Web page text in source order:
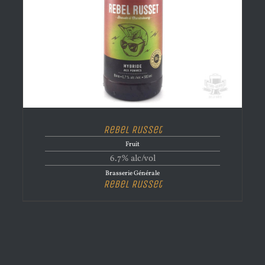
Rebel Russet
Fruit
6.7% alc/vol
Brasserie Générale
Rebel Russet